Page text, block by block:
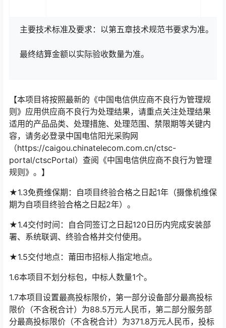
主要技术标准及要求：以第五章技术规范书要求为准。
最终结算金额以实际验收数量为准。
【本项目将按照最新的《中国电信供应商不良行为管理规
则》应用供应商不良行为处理结果，请重点关注处理结果
适用的产品品类、处理措施、处理范围、禁限期等关键内
容，请务必登录中国电信阳光采购网
（https://caigou.chinatelecom.com.cn/ctsc-
portal/ctscPortal）查阅《中国电信供应商不良行为管理
规则》。】
★1.3免费维保期：自项目终验合格之日起1年（摄像机维保
期为自项目终验合格之日起2年）。
★1.4交付时间：自合同签订之日起120日历内完成安装部
署、系统联调、终验合格并交付使用。
★1.5交付地点：莆田市招标人指定地点。
1.6本项目不划分标包，中标人数量1个。
1.7本项目设置最高投标限价，第一部分设备部分最高投标
限价（不含税合计）为88.5万元人民币，第二部分服务部
分最高投标限价（不含税合计）为371.8万元人民币，投标